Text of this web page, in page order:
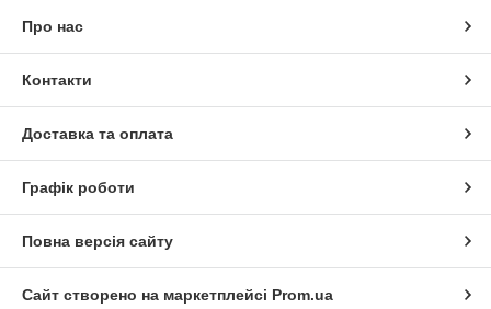
Про нас
Контакти
Доставка та оплата
Графік роботи
Повна версія сайту
Сайт створено на маркетплейсі Prom.ua